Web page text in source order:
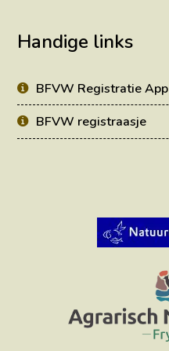
Handige links
BFVW Registratie App
BFVW registraasje